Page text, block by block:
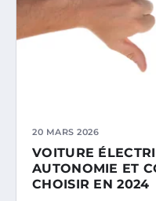
20 MARS 2026
VOITURE
AUTONOMIE ET
CHOISIR EN 2024